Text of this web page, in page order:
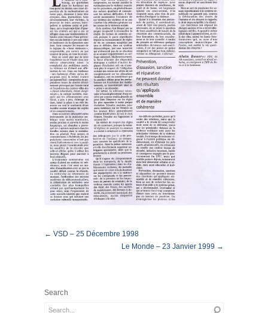
← VSD – 25 Décembre 1998
Le Monde – 23 Janvier 1999 →
Search